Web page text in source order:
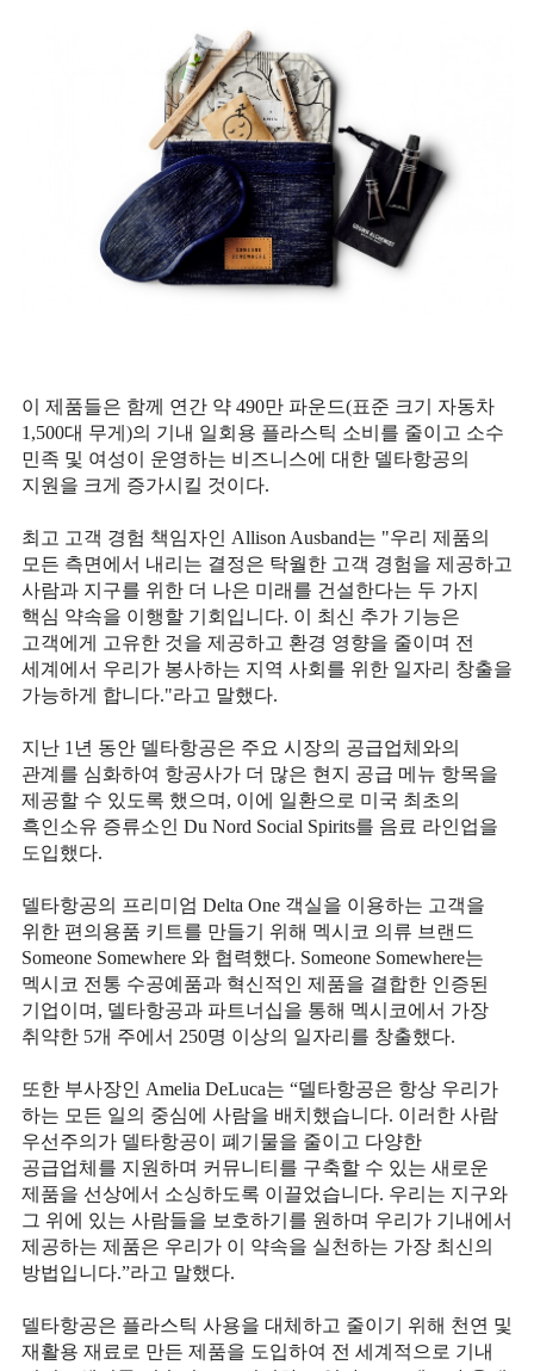
이 제품들은 함께 연간 약 490만 파운드(표준 크기 자동차
1,500대 무게 )의 기내 일회용 플라스틱 소비를 줄이고 소수
민족 및 여성이 운영하는 비즈니스에 대한 델타항공의
지원을 크게 증가시킬 것이다.
최고 고객 경험 책임자인 Allison Ausband는 "우리 제품의
모든 측면에서 내리는 결정은 탁월한 고객 경험을 제공하고
사람과 지구를 위한 더 나은 미래를 건설한다는 두 가지
핵심 약속을 이행할 기회입니다. 이 최신 추가 기능은
고객에게 고유한 것을 제공하고 환경 영향을 줄이며 전
세계에서 우리가 봉사하는 지역 사회를 위한 일자리 창출을
가능하게 합니다."라고 말했다.
지난 1 년 동안 델타항공은 주요 시장의 공급업체와의
관계를 심화하여 항공사가 더 많은 현지 공급 메뉴 항목을
제공할 수 있도록 했으며 , 이에 일환으로 미국 최초의
흑인소유 증류소인 Du Nord Social Spirits를 음료 라인업을
도입했다.
델타항공의 프리미엄 Delta One 객실을 이용하는 고객을
위한 편의용품 키트를 만들기 위해 멕시코 의류 브랜드
Someone Somewhere 와 협력했다. Someone Somewhere는
멕시코 전통 수공예품과 혁신적인 제품을 결합한 인증된
기업이며 , 델타항공과 파트너십을 통해 멕시코에서 가장
취약한 5개 주에서 250명 이상의 일자리를 창출했다.
또한 부사장인 Amelia DeLuca는 “델타항공은 항상 우리가
하는 모든 일의 중심에 사람을 배치했습니다. 이러한 사람
우선주의가 델타항공이 폐기물을 줄이고 다양한
공급업체를 지원하며 커뮤니티를 구축할 수 있는 새로운
제품을 선상에서 소싱하도록 이끌었습니다. 우리는 지구와
그 위에 있는 사람들을 보호하기를 원하며 우리가 기내에서
제공하는 제품은 우리가 이 약속을 실천하는 가장 최신의
방법입니다.”라고 말했다.
델타항공은 플라스틱 사용을 대체하고 줄이기 위해 천연 및
재활용 재료로 만든 제품을 도입하여 전 세계적으로 기내